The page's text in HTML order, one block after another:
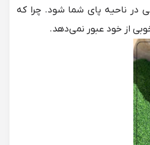
در ناحیه پای شما شود. چرا که
از خود عبور نمی‌دهد.